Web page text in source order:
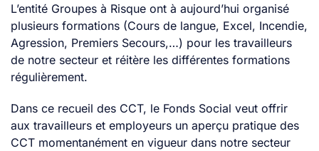
L’entité Groupes à Risque ont à aujourd’hui organisé
plusieurs formations (Cours de langue, Excel, Incendie,
Agression, Premiers Secours,…) pour les travailleurs
de notre secteur et réitère les différentes formations
régulièrement.
Dans ce recueil des CCT, le Fonds Social veut offrir
aux travailleurs et employeurs un aperçu pratique des
CCT momentanément en vigueur dans notre secteur